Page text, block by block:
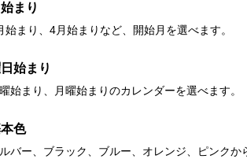
まり
始まり、4月始まりなど、開始月を選べます。
始まり
始まり、月曜始まりのカレンダーを選べます。
色
バー、ブラック、ブルー、オレンジ、ピンクか